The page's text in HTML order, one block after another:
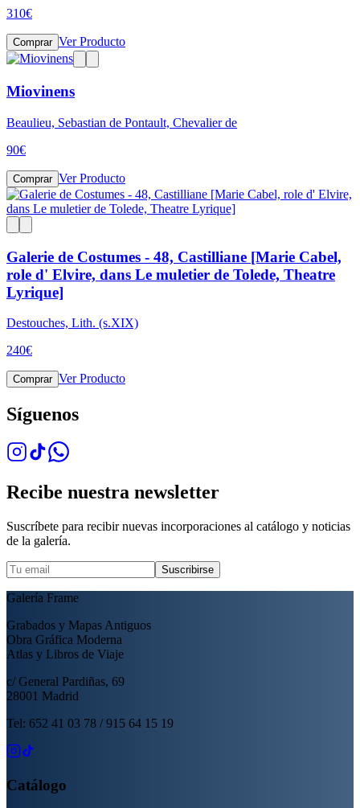
310€
Comprar Ver Producto
Miovinens
Beaulieu, Sebastian de Pontault, Chevalier de
90€
Comprar Ver Producto
Galerie de Costumes - 48, Castilliane [Marie Cabel,
role d' Elvire, dans Le muletier de Tolede, Theatre
Lyrique]
Destouches, Lith. (s.XIX)
240€
Comprar Ver Producto
Síguenos
Recibe nuestra newsletter
Suscríbete para recibir nuevas incorporaciones al catálogo y noticias
de la galería.
Suscribirse
Galería Frame
Grabados y Mapas Antiguos
Obra Gráfica Moderna
Atlas y Libros de Viaje
c/ General Pardiñas, 69
28001 Madrid
Tel: 652 41 03 78 / 915 64 15 19
Catálogo